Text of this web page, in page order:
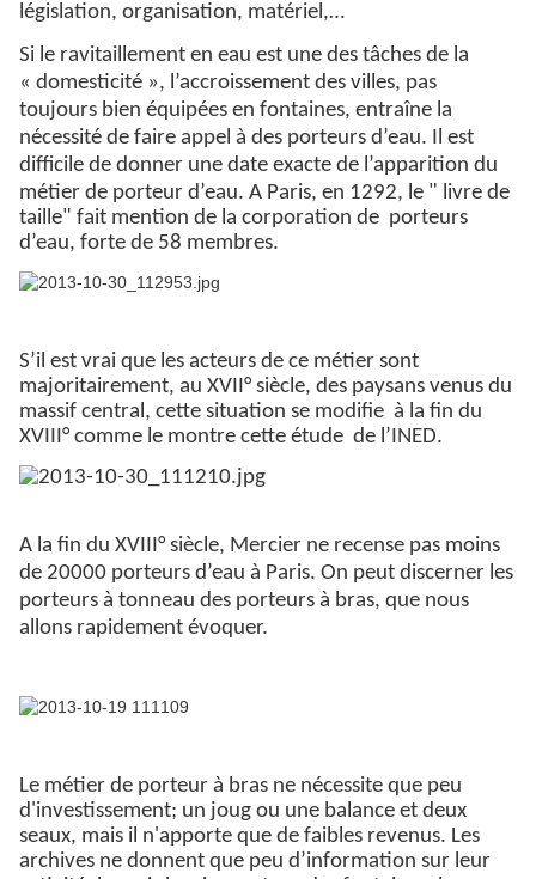
législation, organisation, matériel,…
Si le ravitaillement en eau est une des tâches de la
« domesticité », l’accroissement des villes, pas
toujours bien équipées en fontaines, entraîne la
nécessité de faire appel à des porteurs d’eau. Il est
difficile de donner une date exacte de l’apparition du
métier de porteur d’eau. A Paris, en 1292, le " livre de
taille" fait mention de la corporation de porteurs
d’eau, forte de 58 membres.
S’il est vrai que les acteurs de ce métier sont
majoritairement, au XVII° siècle, des paysans venus du
massif central, cette situation se modifie à la fin du
XVIII° comme le montre cette étude de l’INED.
A la fin du XVIII° siècle, Mercier ne recense pas moins
de 20000 porteurs d’eau à Paris. On peut discerner les
porteurs à tonneau des porteurs à bras, que nous
allons rapidement évoquer.
Le métier de porteur à bras ne nécessite que peu
d'investissement; un joug ou une balance et deux
seaux, mais il n'apporte que de faibles revenus. Les
archives ne donnent que peu d’information sur leur